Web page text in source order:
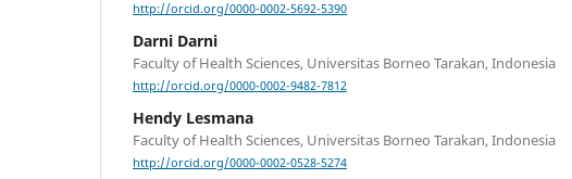
http://orcid.org/0000-0002-5692-5390
Darni Darni
Faculty of Health Sciences, Universitas Borneo Tarakan, Indonesia
http://orcid.org/0000-0002-9482-7812
Hendy Lesmana
Faculty of Health Sciences, Universitas Borneo Tarakan, Indonesia
http://orcid.org/0000-0002-0528-5274